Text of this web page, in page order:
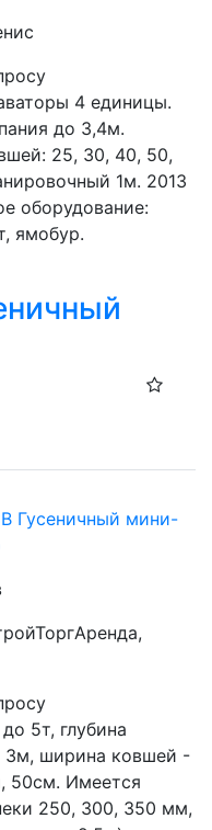
4 единицы.
до 3,4м.
25, 30, 40, 50,
1м. 2013
оборудование:
ямобур.
Гусеничный мини-
5т, глубина
3м, ширина ковшей -
50см. Имеется
250, 300, 350 мм,